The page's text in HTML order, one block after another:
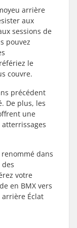
arrière
aux
sessions de
pouvez
le
couvre.
précédent
De plus, les
une
renommé dans
votre
en BMX vers
arrière Éclat